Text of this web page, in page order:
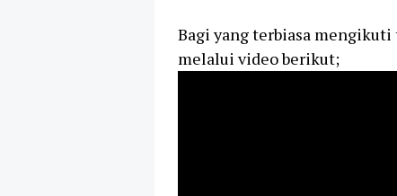
Bagi yang terbiasa
melalui video berikut;